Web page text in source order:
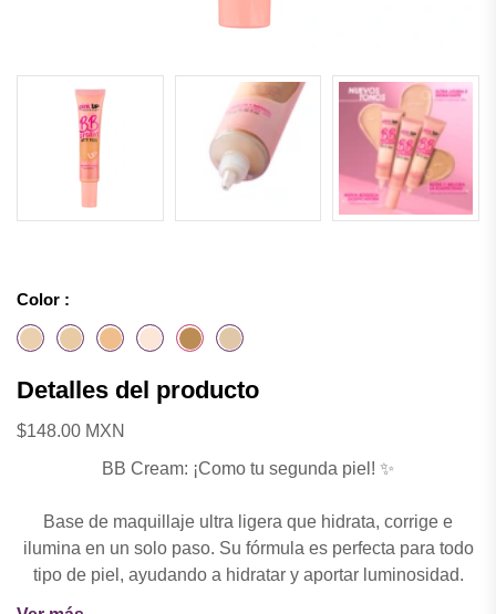
Color :
Detalles del producto
$148.00 MXN
BB Cream: ¡Como tu segunda piel! ✨
Base de maquillaje ultra ligera que hidrata, corrige e
ilumina en un solo paso. Su fórmula es perfecta para todo
tipo de piel, ayudando a hidratar y aportar luminosidad.